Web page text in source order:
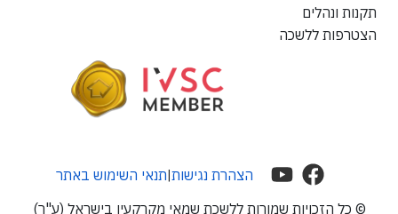
תקנות ונהלים
הצטרפות ללשכה
© כל הזכויות שמורות ללשכת שמאי מקרקעין בישראל (ע"ר)
הצהרת נגישות|תנאי השימוש באתר